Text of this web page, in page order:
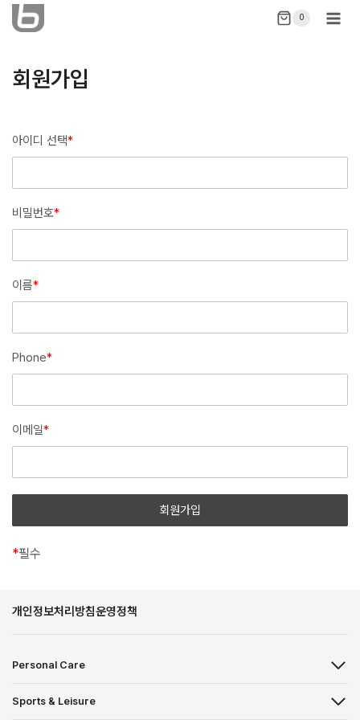
Skip
0
회원가입
아이디 선택*
비밀번호*
이름*
Phone*
이메일*
*필수
개인정보처리방침운영정책
Personal Care
Sports & Leisure